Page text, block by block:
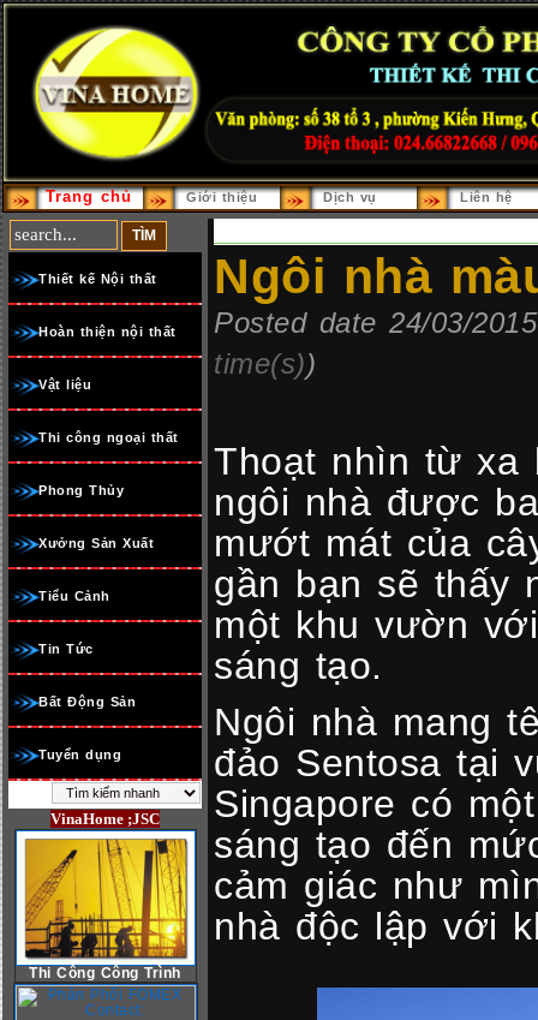
Trang chủ Giới thiệu Dịch vụ Liên hệ
Thiết kế Nội thất
Hoàn thiện nội thất
Vật liệu
Thi công ngoại thất
Phong Thủy
Xưởng Sản Xuất
Tiểu Cảnh
Tin Tức
Bất Động Sản
Tuyển dụng
VinaHome ;JSC
Thi Công Công Trình
Ngôi nhà
Posted date 24/03/
time(s))
Thoạt nhìn từ xa
ngôi nhà được
mướt mát của
gần bạn sẽ thấy
một khu vườn
sáng tạo.
Ngôi nhà mang
đảo Sentosa tại
Singapore có
sáng tạo đến
cảm giác như
nhà độc lập với